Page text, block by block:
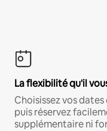
La flexibilité qu'il
Choisissez vos
puis réservez
supplémentaire ni